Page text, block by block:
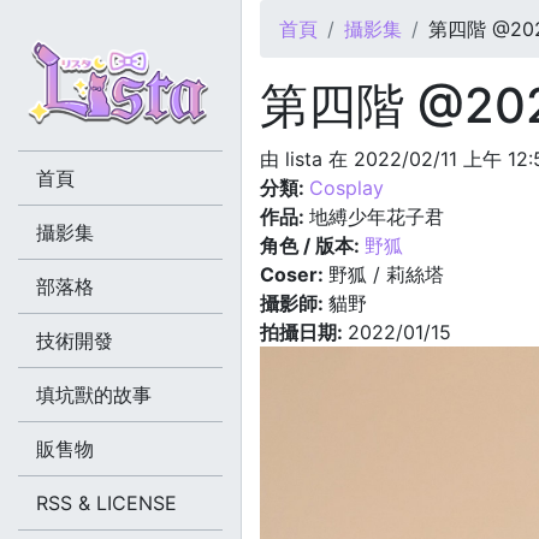
您在這裡
首頁 攝影集 第四階
第四階
由 lista 在 2022/02/11 上午
分類: Cosplay
作品: 地縛少年花子君
角色 / 版本: 野狐
Coser: 野狐 / 莉絲塔
攝影師: 貓野
拍攝日期: 2022/01/15
首頁
攝影集
部落格
技術開發
填坑獸的故事
販售物
RSS & LICENSE